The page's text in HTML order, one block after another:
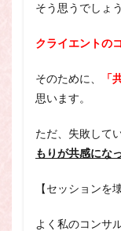
そう思うでしょう
クライエントの
そのために、 「
思います。
ただ、失敗して
もりが共感にな
【セッションを
よく私のコンサ
スピリチュアル
願いごと